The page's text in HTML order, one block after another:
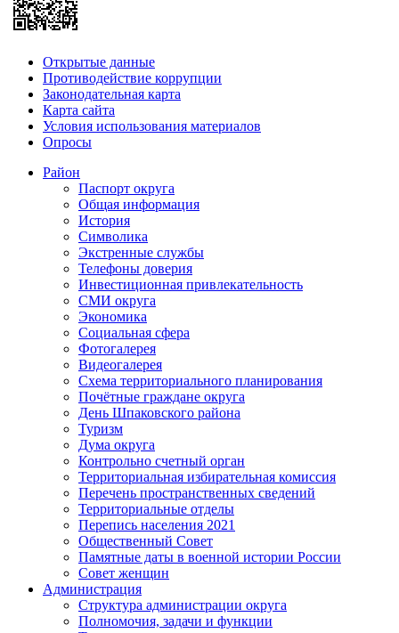
Открытые данные
Противодействие коррупции
Законодательная карта
Карта сайта
Условия использования материалов
Опросы
Район
Паспорт округа
Общая информация
История
Символика
Экстренные службы
Телефоны доверия
Инвестиционная привлекательность
СМИ округа
Экономика
Социальная сфера
Фотогалерея
Видеогалерея
Схема территориального планирования
Почётные граждане округа
День Шпаковского района
Туризм
Дума округа
Контрольно счетный орган
Территориальная избирательная комиссия
Перечень пространственных сведений
Территориальные отделы
Перепись населения 2021
Общественный Совет
Памятные даты в военной истории России
Совет женщин
Администрация
Структура администрации округа
Полномочия, задачи и функции